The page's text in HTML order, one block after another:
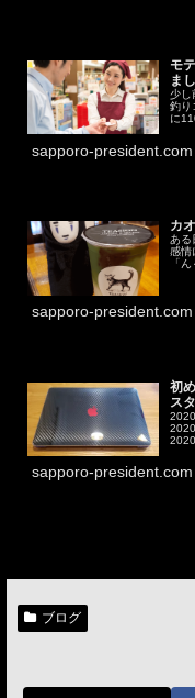
モ
ま
少し
釣り
に
sapporo-president.com
カ
ある
感情
「
sapporo-president.com
初
ス
sapporo-president.com
ブログ